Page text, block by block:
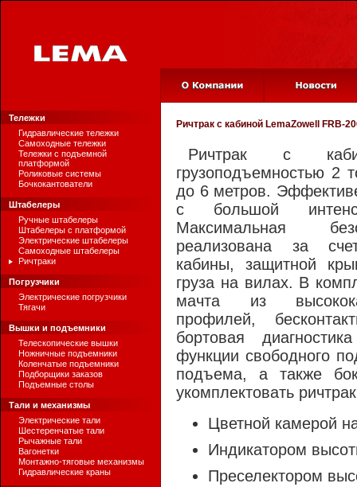
Тележки
Гидравлические тележки
Самоходные тележки
Тележки с подъемной
платформой
Роликовые системы
Бочкокантователи
Штабелеры
Ручные штабелеры
Штабелеры с платформой
Электрические штабелеры
Самоходные штабелеры
Ричтраки
Погрузчики
Электрические погрузчики
Тягачи
Вышки и подъемники
Телескопические вышки
Ножничные подъемники
Коленчатые подъемники
Подборщики заказов
Подъемные столы
Тали и механизмы
Электрические тали
Шестеренчатые тали
Рычажные тали
Вагонетки
Монтажно-тяговые механизмы
Гидравлические краны
Ричтрак с кабиной LemaZowell FRB-
Ричтрак с
грузоподъемностью 2
до 6 метров.
с большой
Максимальная
реализована за
кабины, защитной
груза на вилах. В
мачта из
профилей,
бортовая
функции свободного
подъема, а также
укомплектовать
Цветной камерой
Индикатором
Преселектором